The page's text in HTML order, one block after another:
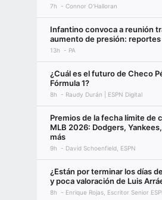
7h Connor O'Halloran
Infantino convoca a reunión
aumento de presión: reportes
13h PA
¿Cuál es el futuro de Checo
Fórmula 1?
8h Raudy Durán | ESPN Digital
Premios de la fecha límite de
MLB 2026: Dodgers,
más
9h David Schoenfield, ESPN
¿Están por terminar los días
y poca valoración de Luis
8h Enrique Rojas, Escritor Senior